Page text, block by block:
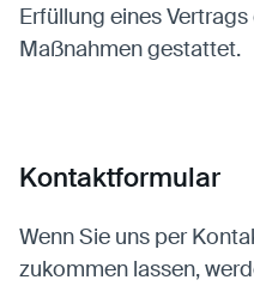
Erfüllung eines
Maßnahmen gestattet.
Kontaktformular
Wenn Sie uns per
zukommen lassen,